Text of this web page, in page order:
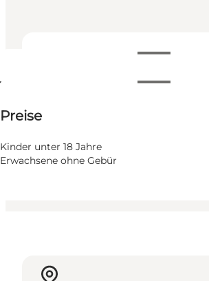
Termine und Uhrzeiten
Termine und Uhrzeiten
15 August
Preise
Kinder unter 18 Jahre
Erwachsene ohne Gebür
Kinder, Mein Partner